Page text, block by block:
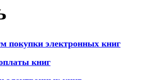
покупки электронных книг
книг